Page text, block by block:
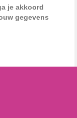
je akkoord
gegevens